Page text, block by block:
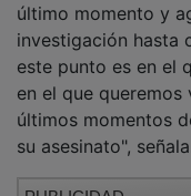
último momento y
investigación hasta
este punto es en el
en el que
últimos momentos
su asesinato",